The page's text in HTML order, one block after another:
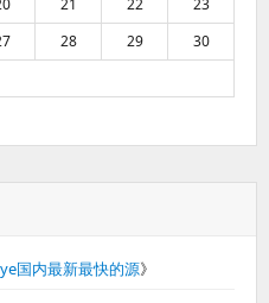
21 22
23
28 29
30
国内最新最快的源》